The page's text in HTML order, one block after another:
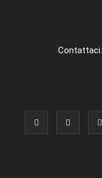
Contattaci: